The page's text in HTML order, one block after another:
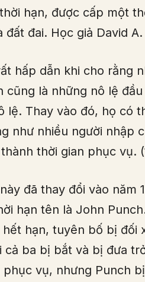
hạn, được cấp một
đất đai. Học giả David
hấp dẫn khi cho rằng
cũng là những nô lệ
lệ. Thay vào đó, họ có
như nhiều người nhập
thời gian phục vụ.
đã thay đổi vào năm
hạn tên là John
hạn, tuyên bố bị đối
cả ba bị bắt và bị đưa
phục vụ, nhưng Punch